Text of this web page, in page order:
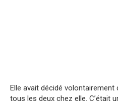
Elle avait décidé volontairement
tous les deux chez elle. C’était